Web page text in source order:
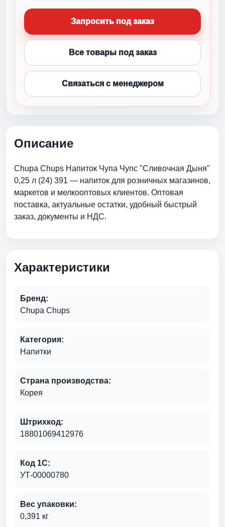
Запросить под заказ
Все товары под заказ
Связаться с менеджером
Описание
Chupa Chups Напиток Чупа Чупс "Сливочная Дыня"
0,25 л (24) 391 — напиток для розничных магазинов,
маркетов и мелкооптовых клиентов. Оптовая
поставка, актуальные остатки, удобный быстрый
заказ, документы и НДС.
Характеристики
Бренд:
Chupa Chups
Категория:
Напитки
Страна производства:
Корея
Штрихкод:
18801069412976
Код 1С:
УТ-00000780
Вес упаковки:
0,391 кг